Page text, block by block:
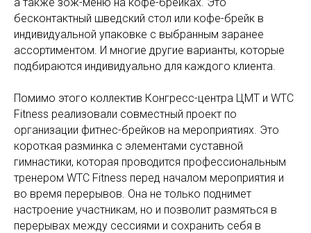
бесконтактный шведский стол или кофе-брейк в
индивидуальной упаковке с выбранным заранее
ассортиментом. И многие другие варианты, которые
подбираются индивидуально для каждого клиента.
Помимо этого коллектив Конгресс-центра ЦМТ и WTC
Fitness реализовали совместный проект по
организации фитнес-брейков на мероприятиях. Это
короткая разминка с элементами суставной
гимнастики, которая проводится профессиональным
тренером WTC Fitness перед началом мероприятия и
во время перерывов. Она не только поднимет
настроение участникам, но и позволит размяться в
перерывах между сессиями и сохранить себя в